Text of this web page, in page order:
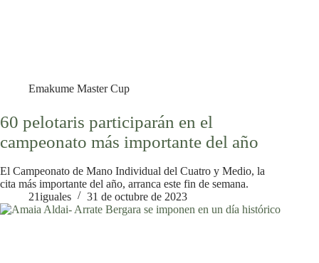
Emakume Master Cup
60 pelotaris participarán en el
campeonato más importante del año
El Campeonato de Mano Individual del Cuatro y Medio, la
cita más importante del año, arranca este fin de semana.
21iguales
31 de octubre de 2023